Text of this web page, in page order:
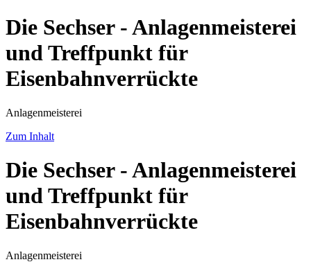
Die Sechser - Anlagenmeisterei
und Treffpunkt für
Eisenbahnverrückte
Anlagenmeisterei
Zum Inhalt
Die Sechser - Anlagenmeisterei
und Treffpunkt für
Eisenbahnverrückte
Anlagenmeisterei